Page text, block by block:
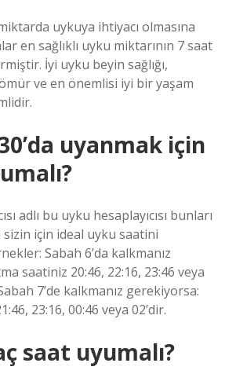
uykuya ihtiyacı olmasına
en sağlıklı uyku miktarının 7 saat
İyi uyku beyin sağlığı,
ve en önemlisi iyi bir yaşam
uyanmak için
adlı bu uyku hesaplayıcısı bunları
için ideal uyku saatini
Sabah 6’da kalkmanız
saatiniz 20:46, 22:16, 23:46 veya
7’de kalkmanız gerekiyorsa:
23:16, 00:46 veya 02’dir.
saat uyumalı?